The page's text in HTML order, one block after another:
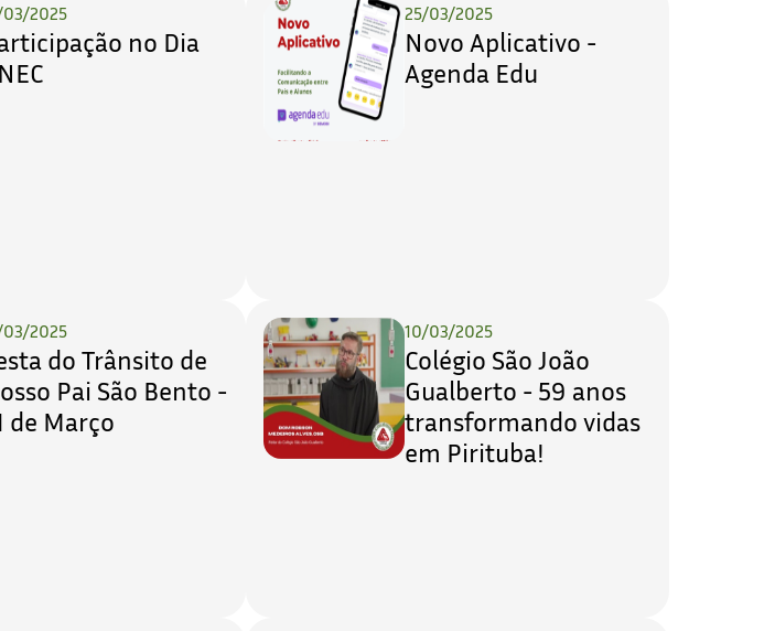
03/2025
no Dia
25/03/2025
Novo Aplicativo -
Agenda Edu
03/2025
do Trânsito de
Pai São Bento -
de Março
10/03/2025
Colégio São João
Gualberto - 59 anos
transformando vidas
em Pirituba!